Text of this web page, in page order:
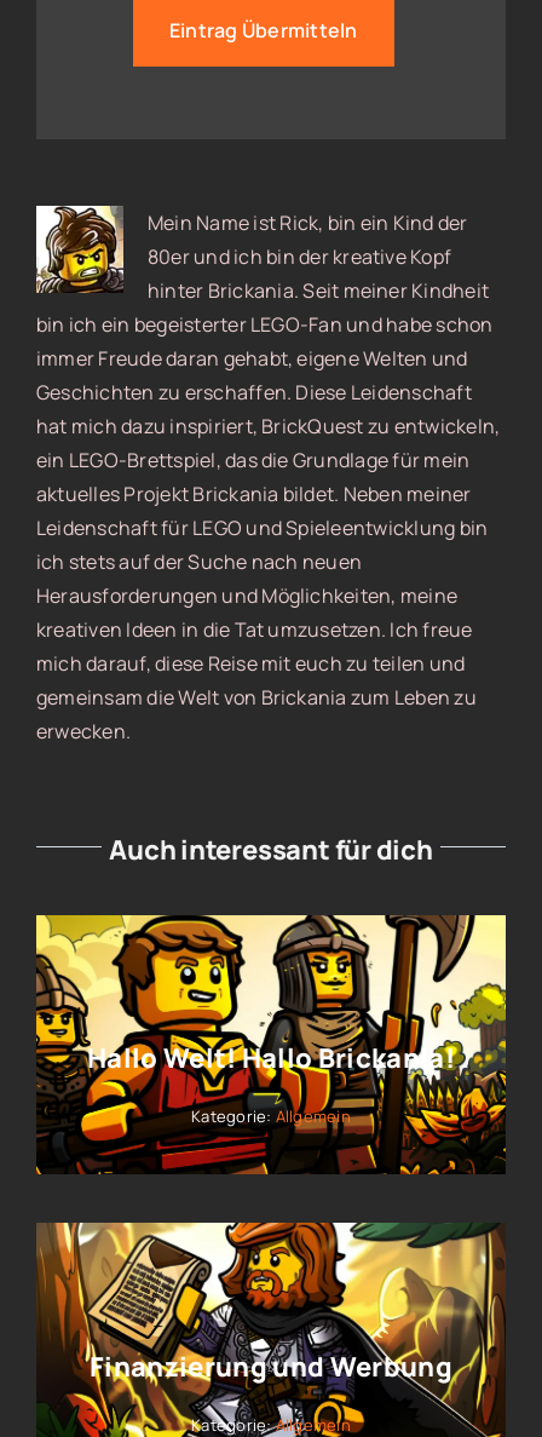
Mein Name ist Rick, bin ein Kind der
80er und ich bin der kreative Kopf
hinter Brickania. Seit meiner Kindheit
bin ich ein begeisterter LEGO-Fan und habe schon
immer Freude daran gehabt, eigene Welten und
Geschichten zu erschaffen. Diese Leidenschaft
hat mich dazu inspiriert, BrickQuest zu entwickeln,
ein LEGO-Brettspiel, das die Grundlage für mein
aktuelles Projekt Brickania bildet. Neben meiner
Leidenschaft für LEGO und Spieleentwicklung bin
ich stets auf der Suche nach neuen
Herausforderungen und Möglichkeiten, meine
kreativen Ideen in die Tat umzusetzen. Ich freue
mich darauf, diese Reise mit euch zu teilen und
gemeinsam die Welt von Brickania zum Leben zu
erwecken.
Auch interessant für dich
Hallo Welt! Hallo Brickania!
Kategorie: Allgemein
Finanzierung und Werbung
Kategorie:Allgemein